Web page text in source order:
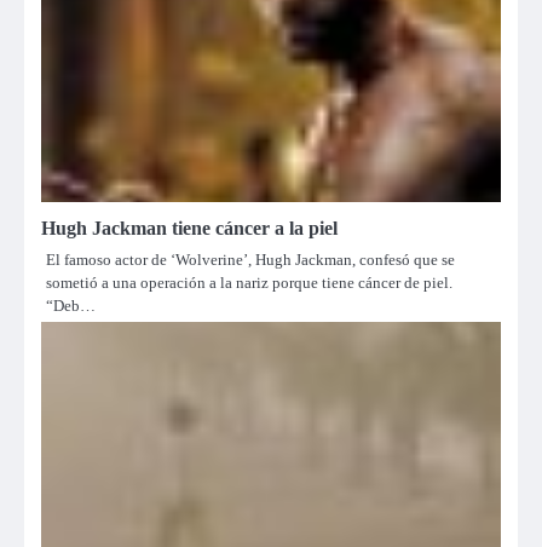
Hugh Jackman tiene cáncer a la piel
El famoso actor de ‘Wolverine’, Hugh Jackman, confesó que se
sometió a una operación a la nariz porque tiene cáncer de piel.
“Deb…